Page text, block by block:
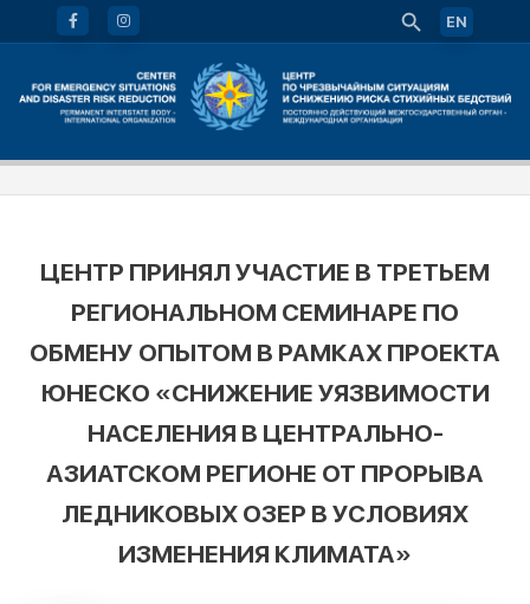
EN
ЦЕНТР ПРИНЯЛ УЧАСТИЕ В ТРЕТЬЕМ
РЕГИОНАЛЬНОМ СЕМИНАРЕ ПО
ОБМЕНУ ОПЫТОМ В РАМКАХ ПРОЕКТА
ЮНЕСКО «СНИЖЕНИЕ УЯЗВИМОСТИ
НАСЕЛЕНИЯ В ЦЕНТРАЛЬНО-
АЗИАТСКОМ РЕГИОНЕ ОТ ПРОРЫВА
ЛЕДНИКОВЫХ ОЗЕР В УСЛОВИЯХ
ИЗМЕНЕНИЯ КЛИМАТА»